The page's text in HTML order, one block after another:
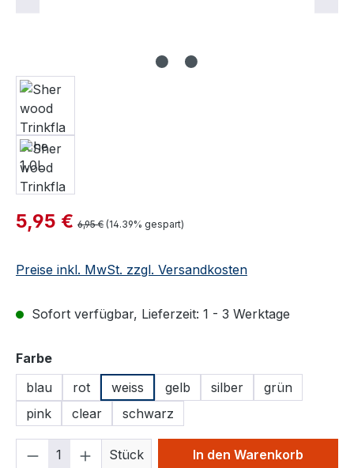
Verkaufspreis:
5,95 € Regulärer Preis:
6,95 € (14.39% gespart)
Preise inkl. MwSt. zzgl. Versandkosten
Sofort verfügbar, Lieferzeit: 1 - 3 Werktage
Farbeauswählen
blau
rot weiss gelb silber
grün
pink
clear schwarz
Produkt Anzahl: Gib den
Stück In den Warenkorb